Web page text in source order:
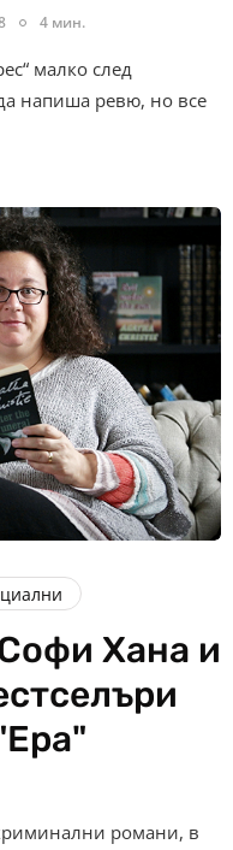
4 мин.
малко след
напиша ревю, но все
Хана и
романи, в